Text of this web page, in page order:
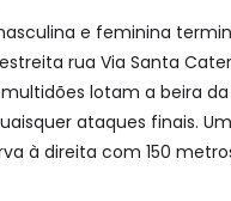
e feminina
rua Via Santa
lotam a beira
ataques finais.
à direita com 150